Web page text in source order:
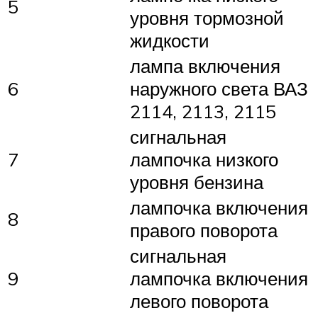
5
уровня тормозной
жидкости
6
лампа включения
наружного света ВАЗ
2114, 2113, 2115
7
сигнальная
лампочка низкого
уровня бензина
8
лампочка включения
правого поворота
9
сигнальная
лампочка включения
левого поворота